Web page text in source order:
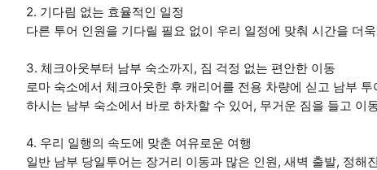
2. 기다림 없는 효율적인 일정
다른 투어 인원을 기다릴 필요 없이 우리 일정에 맞춰 시간을 더
3. 체크아웃부터 남부 숙소까지, 짐 걱정 없는 편안한 이동
로마 숙소에서 체크아웃한 후 캐리어를 전용 차량에 싣고 남부
하시는 남부 숙소에서 바로 하차할 수 있어, 무거운 짐을 들고 이
4. 우리 일행의 속도에 맞춘 여유로운 여행
일반 남부 당일투어는 장거리 이동과 많은 인원, 새벽 출발, 정해